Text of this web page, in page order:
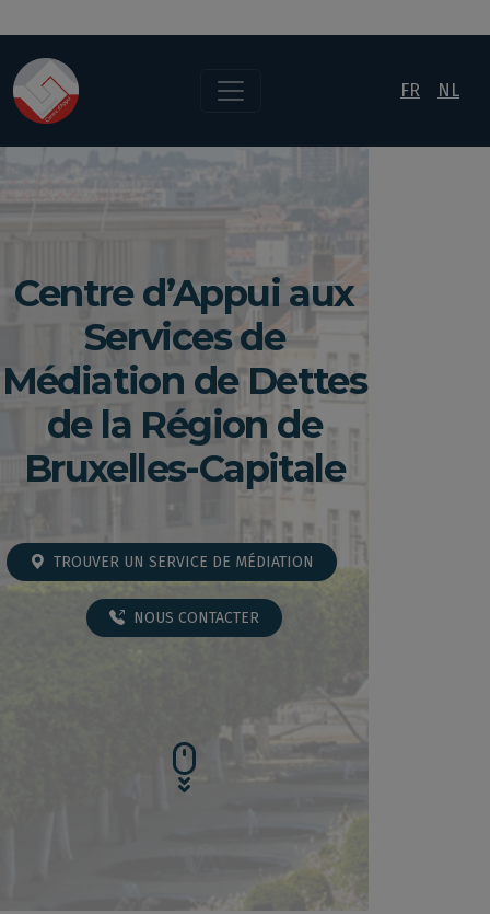
FR NL
Centre d’Appui aux
Services de
Médiation de Dettes
de la Région de
Bruxelles-Capitale
TROUVER UN SERVICE DE MÉDIATION
NOUS CONTACTER